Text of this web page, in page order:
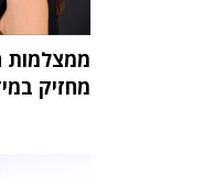
ממצלמות
מחזיק